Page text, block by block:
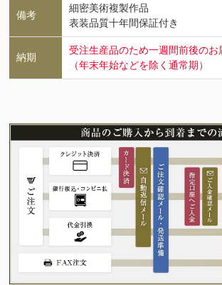
備考
細密美術複製作品
表装品質十年間保証付き
納期
受注生産品のため一週間前後のお
（年末年始などを除く通常期）